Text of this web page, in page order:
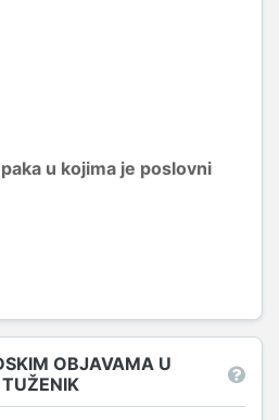
u kojima je poslovni
OBJAVAMA U